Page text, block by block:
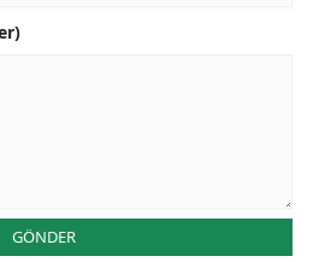
GÖNDER